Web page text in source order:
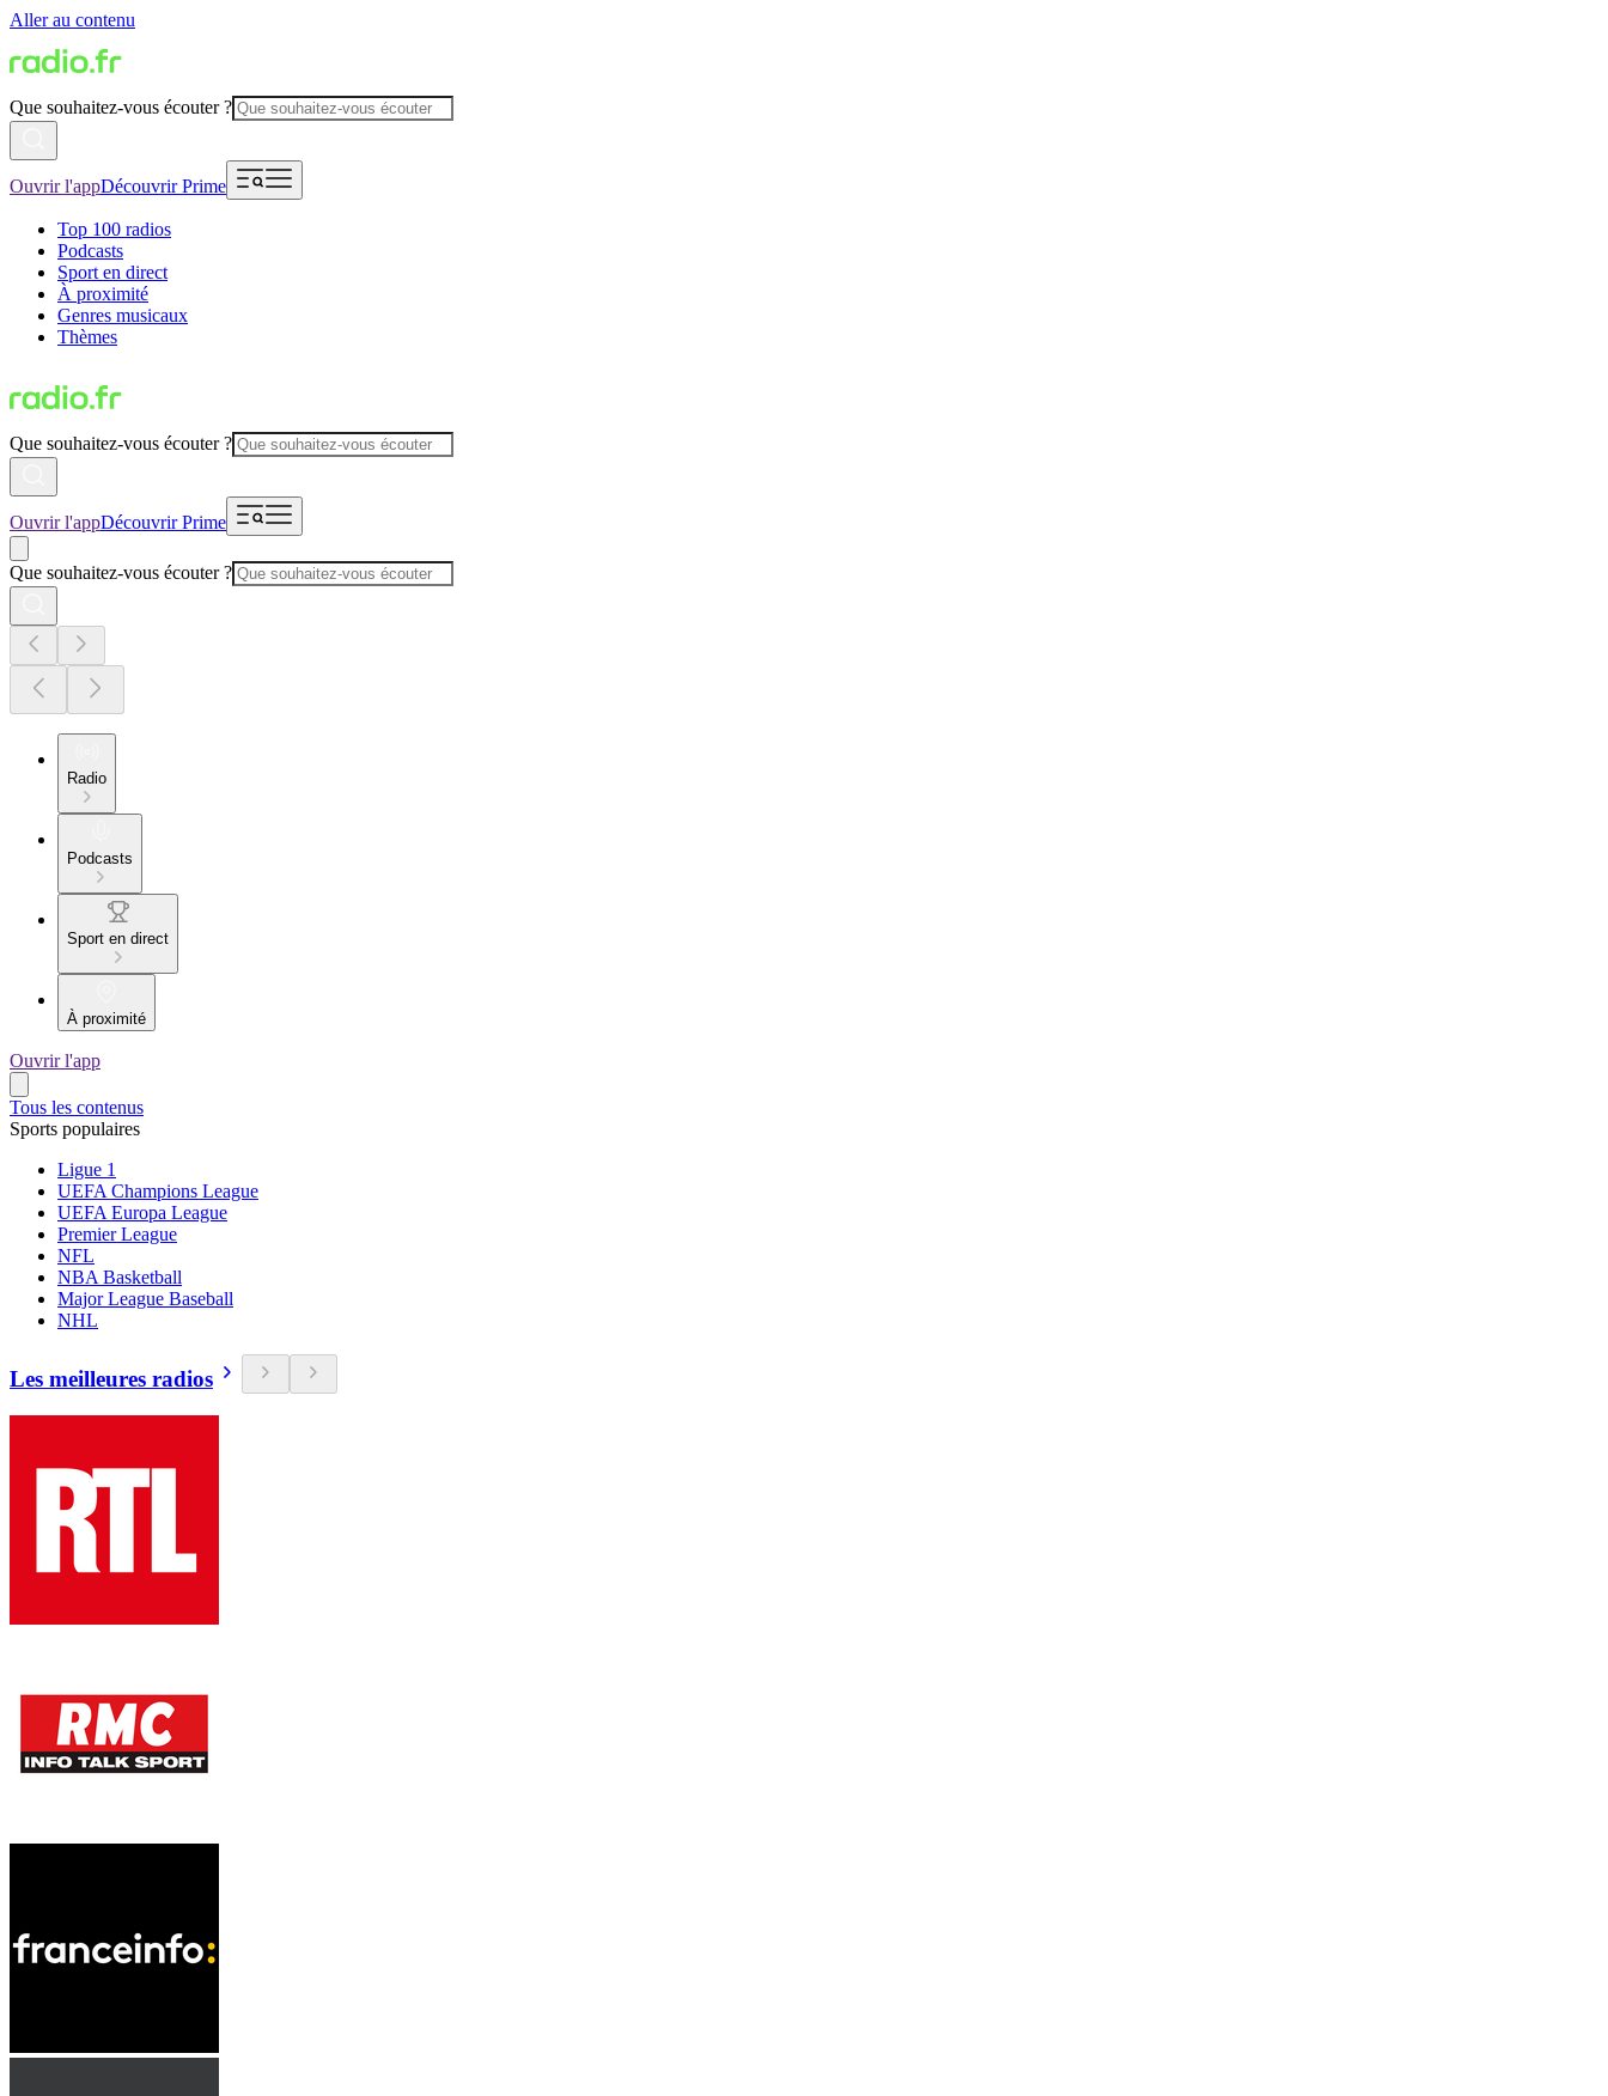
Aller au contenu
Que souhaitez-vous écouter ?
Ouvrir l'appDécouvrir Prime
Top 100 radios
Podcasts
Sport en direct
À proximité
Genres musicaux
Thèmes
Que souhaitez-vous écouter ?
Ouvrir l'appDécouvrir Prime
Que souhaitez-vous écouter ?
Radio
Podcasts
Sport en direct
À proximité
Ouvrir l'app
Tous les contenus
Sports populaires
Ligue 1
UEFA Champions League
UEFA Europa League
Premier League
NFL
NBA Basketball
Major League Baseball
NHL
Les meilleures radios